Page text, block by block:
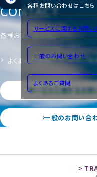
各種お問い合わせはこちら
サービスに関するお問い
一般のお問い合わせ
よくあるご質問
CONTACT
各種お問い合わせ
よくあるご質問 サイトのご
サービスに関するお問
一般のお問い合